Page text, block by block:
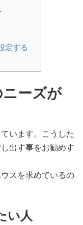
定する
ーズが
います。こうした
出す事をお勧めす
スを求めているの
い人